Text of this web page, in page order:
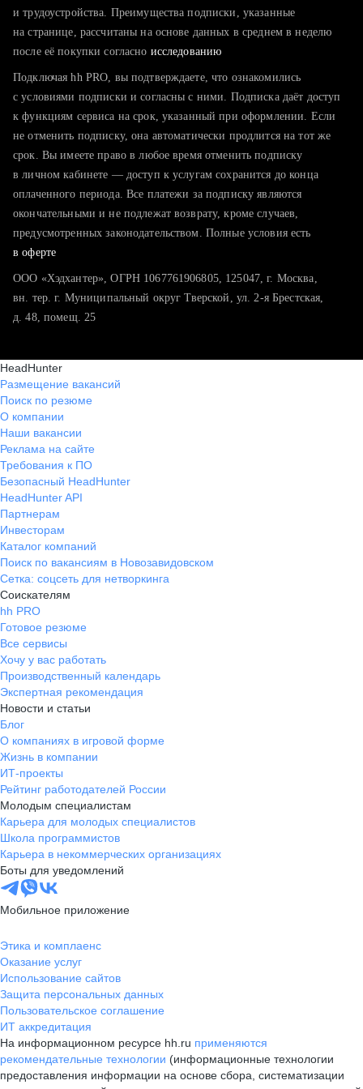
тратите много времени на поиск и вручную поднимаете
хотите сравнить себя с конкурентами и оценить шансы
и трудоустройства. Преимущества подписки, указанные
на странице, рассчитаны на основе данных в среднем в неделю
после её покупки согласно исследованию
Подключая hh PRO, вы подтверждаете, что ознакомились
с условиями подписки и согласны с ними. Подписка даёт доступ
к функциям сервиса на срок, указанный при оформлении. Если
не отменить подписку, она автоматически продлится на тот же
срок. Вы имеете право в любое время отменить подписку
в личном кабинете — доступ к услугам сохранится до конца
оплаченного периода. Все платежи за подписку являются
окончательными и не подлежат возврату, кроме случаев,
предусмотренных законодательством. Полные условия есть
в оферте
ООО «Хэдхантер», ОГРН 1067761906805, 125047, г. Москва,
вн. тер. г. Муниципальный округ Тверской, ул. 2-я Брестская,
д. 48, помещ. 25
HeadHunter
Размещение вакансий
Поиск по резюме
О компании
Наши вакансии
Реклама на сайте
Требования к ПО
Безопасный HeadHunter
HeadHunter API
Партнерам
Инвесторам
Каталог компаний
Поиск по вакансиям в Новозавидовском
Сетка: соцсеть для нетворкинга
Соискателям
hh PRO
Готовое резюме
Все сервисы
Хочу у вас работать
Производственный календарь
Экспертная рекомендация
Новости и статьи
Блог
О компаниях в игровой форме
Жизнь в компании
ИТ-проекты
Рейтинг работодателей России
Молодым специалистам
Карьера для молодых специалистов
Школа программистов
Карьера в некоммерческих организациях
Боты для уведомлений
Мобильное приложение
Этика и комплаенс
Оказание услуг
Использование сайтов
Защита персональных данных
Пользовательское соглашение
ИТ аккредитация
На информационном ресурсе hh.ru применяются
рекомендательные технологии (информационные технологии
предоставления информации на основе сбора, систематизации